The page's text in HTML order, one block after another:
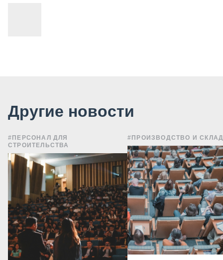
Другие новости
#ПЕРСОНАЛ ДЛЯ
СТРОИТЕЛЬСТВА
#ПРОИЗВОДСТВО И